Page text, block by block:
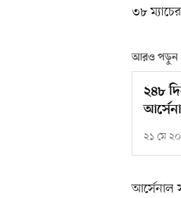
৩৮
আরও পড়ুন
২৪৮
২১ মে
আর্সেনাল